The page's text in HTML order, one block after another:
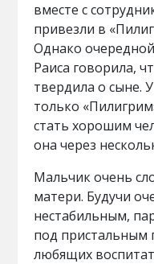
вместе с
привезли в
Однако очередной
Раиса говорила,
твердила о сыне.
только
стать хорошим
она через
Мальчик очень
матери. Будучи
нестабильным,
под пристальным
любящих